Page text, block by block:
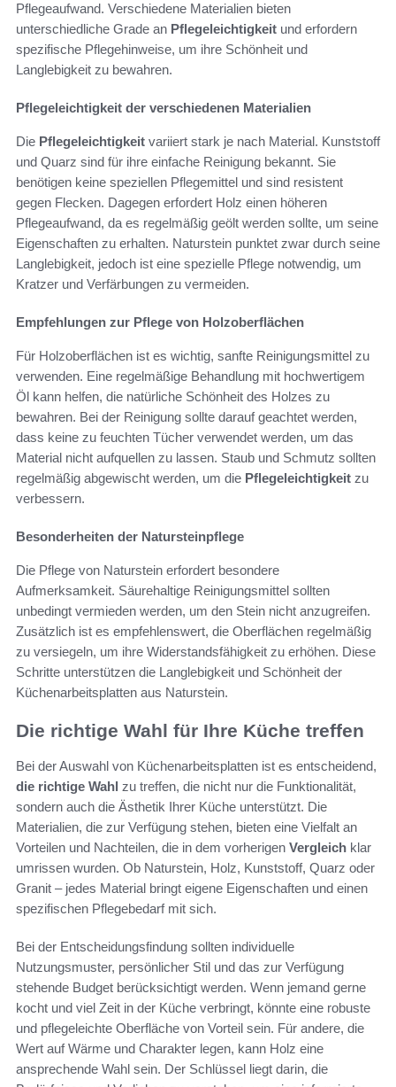
Pflegeaufwand. Verschiedene Materialien bieten
unterschiedliche Grade an Pflegeleichtigkeit und erfordern
spezifische Pflegehinweise, um ihre Schönheit und
Langlebigkeit zu bewahren.
Pflegeleichtigkeit der verschiedenen Materialien
Die Pflegeleichtigkeit variiert stark je nach Material. Kunststoff
und Quarz sind für ihre einfache Reinigung bekannt. Sie
benötigen keine speziellen Pflegemittel und sind resistent
gegen Flecken. Dagegen erfordert Holz einen höheren
Pflegeaufwand, da es regelmäßig geölt werden sollte, um seine
Eigenschaften zu erhalten. Naturstein punktet zwar durch seine
Langlebigkeit, jedoch ist eine spezielle Pflege notwendig, um
Kratzer und Verfärbungen zu vermeiden.
Empfehlungen zur Pflege von Holzoberflächen
Für Holzoberflächen ist es wichtig, sanfte Reinigungsmittel zu
verwenden. Eine regelmäßige Behandlung mit hochwertigem
Öl kann helfen, die natürliche Schönheit des Holzes zu
bewahren. Bei der Reinigung sollte darauf geachtet werden,
dass keine zu feuchten Tücher verwendet werden, um das
Material nicht aufquellen zu lassen. Staub und Schmutz sollten
regelmäßig abgewischt werden, um die Pflegeleichtigkeit zu
verbessern.
Besonderheiten der Natursteinpflege
Die Pflege von Naturstein erfordert besondere
Aufmerksamkeit. Säurehaltige Reinigungsmittel sollten
unbedingt vermieden werden, um den Stein nicht anzugreifen.
Zusätzlich ist es empfehlenswert, die Oberflächen regelmäßig
zu versiegeln, um ihre Widerstandsfähigkeit zu erhöhen. Diese
Schritte unterstützen die Langlebigkeit und Schönheit der
Küchenarbeitsplatten aus Naturstein.
Die richtige Wahl für Ihre Küche treffen
Bei der Auswahl von Küchenarbeitsplatten ist es entscheidend,
die richtige Wahl zu treffen, die nicht nur die Funktionalität,
sondern auch die Ästhetik Ihrer Küche unterstützt. Die
Materialien, die zur Verfügung stehen, bieten eine Vielfalt an
Vorteilen und Nachteilen, die in dem vorherigen Vergleich klar
umrissen wurden. Ob Naturstein, Holz, Kunststoff, Quarz oder
Granit – jedes Material bringt eigene Eigenschaften und einen
spezifischen Pflegebedarf mit sich.
Bei der Entscheidungsfindung sollten individuelle
Nutzungsmuster, persönlicher Stil und das zur Verfügung
stehende Budget berücksichtigt werden. Wenn jemand gerne
kocht und viel Zeit in der Küche verbringt, könnte eine robuste
und pflegeleichte Oberfläche von Vorteil sein. Für andere, die
Wert auf Wärme und Charakter legen, kann Holz eine
ansprechende Wahl sein. Der Schlüssel liegt darin, die